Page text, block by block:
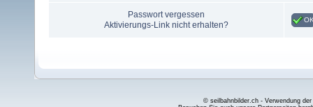
Passwort vergessen
Aktivierungs-Link nicht erhalten?
© seilbahnbilder.ch - Verwendung